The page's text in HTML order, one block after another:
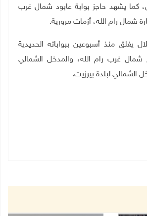
كما يشهد حاجز بوابة عابود شمال غرب
شمال رام الله، أزمات مرورية.
يغلق منذ أسبوعين ببواباته الحديدية
غرب رام الله، والمدخل الشمالي
الشمالي لبلدة بيرزيت.